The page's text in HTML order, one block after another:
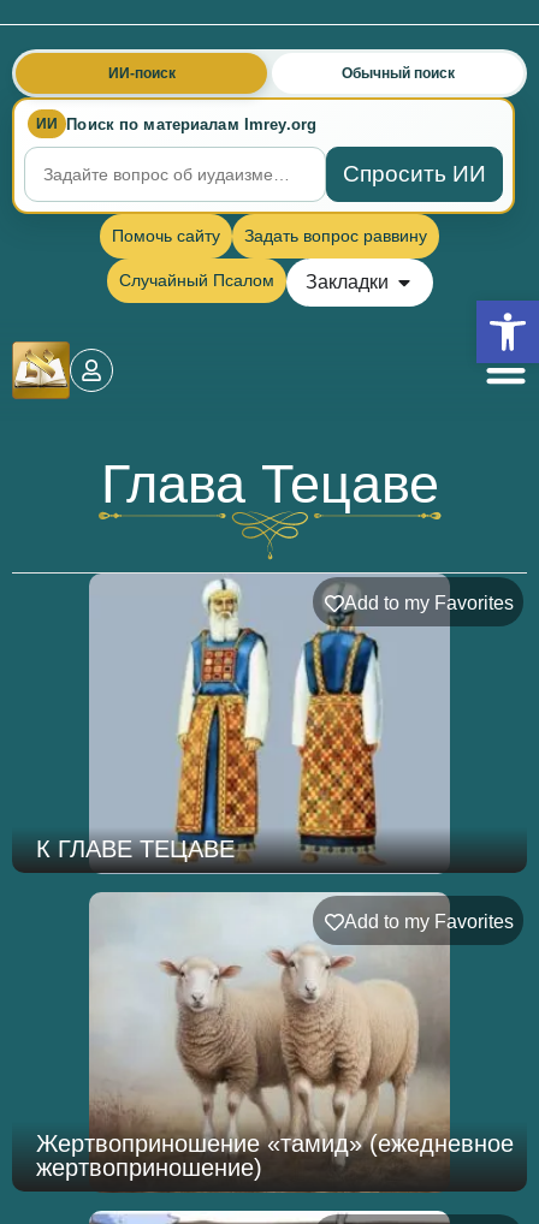
ИИ Поиск по материалам Imrey.org
Спросить ИИ
ИИ-поиск Обычный поиск
Помочь сайту Задать вопрос раввину
Случайный Псалом Закладки
Глава Тецаве
Add to my Favorites
К ГЛАВЕ ТЕЦАВЕ
Add to my Favorites
Жертвоприношение «тамид» (ежедневное
жертвоприношение)